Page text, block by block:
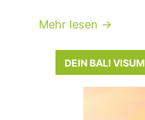
Mehr lesen →
DEIN BALI VISUM